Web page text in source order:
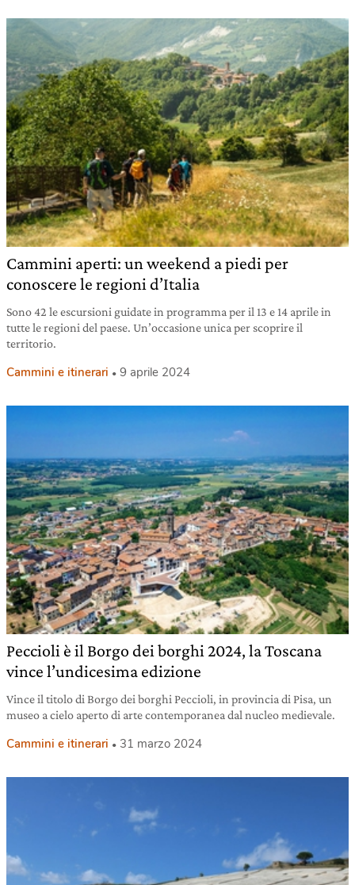
Cammini aperti: un weekend a piedi per
conoscere le regioni d’Italia
Sono 42 le escursioni guidate in programma per il 13 e 14 aprile in
tutte le regioni del paese. Un’occasione unica per scoprire il
territorio.
Cammini e itinerari 9 aprile 2024
Peccioli è il Borgo dei borghi 2024, la Toscana
vince l’undicesima edizione
Vince il titolo di Borgo dei borghi Peccioli, in provincia di Pisa, un
museo a cielo aperto di arte contemporanea dal nucleo medievale.
Cammini e itinerari 31 marzo 2024